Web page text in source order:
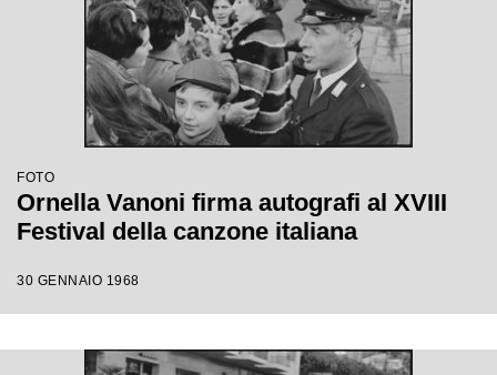
FOTO
Ornella Vanoni firma autografi al XVIII
Festival della canzone italiana
30 GENNAIO 1968